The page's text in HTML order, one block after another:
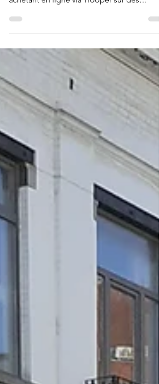
Cette année, vous pouvez faire plaisir à vos
proches tout en faisant une différence. En